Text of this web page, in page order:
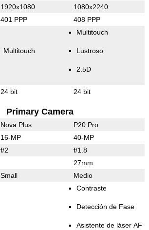
1920x1080 1080x2240
401 PPP 408 PPP
Multitouch
Multitouch
Lustroso
2.5D
24 bit 24 bit
Primary Camera
Nova Plus P20 Pro
16-MP 40-MP
f/2 f/1.8
27mm
Small Medio
Contraste
Detección de Fase
Asistente de láser AF